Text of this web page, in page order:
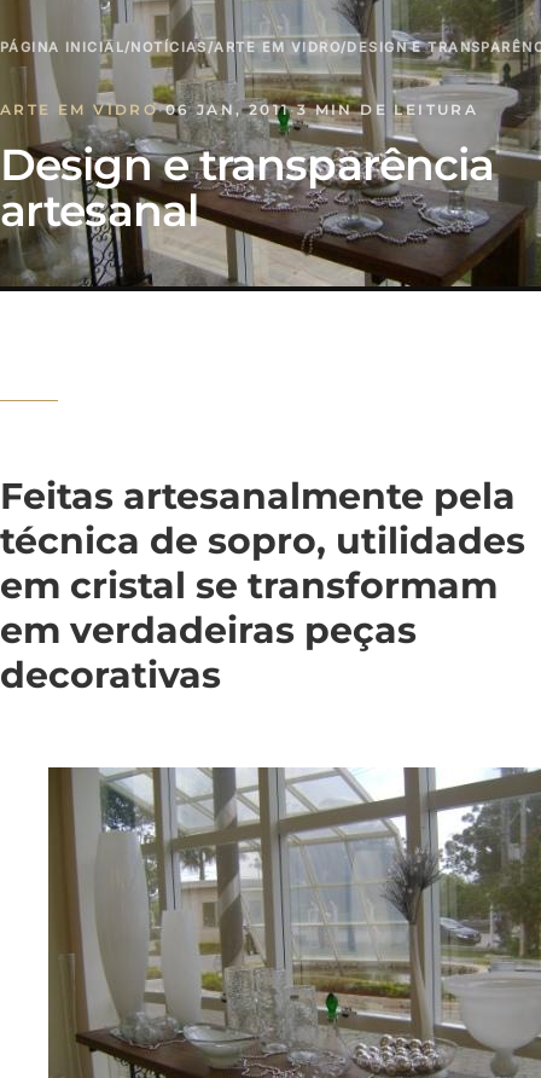
PÁGINA INICIAL/NOTÍCIAS/ARTE EM VIDRO/DESIGN E
ARTE EM VIDRO·06 JAN, 2011·3 MIN DE LEITURA
Design e transparência
artesanal
Feitas artesanalmente pela
técnica de sopro, utilidades
em cristal se transformam
em verdadeiras peças
decorativas